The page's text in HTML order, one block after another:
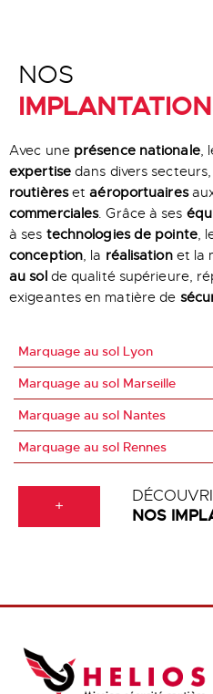
NOS
Avec une présence nationale,
expertisedans divers secteurs,
routièresetaéroportuaires
commerciales. Grâce à ses
à ses technologies de pointe,
conception, la réalisationet la
au solde qualité supérieure,
exigeantes en matière de
Marquage au sol Lyon
Marquage au sol Marseille
Marquage au sol Nantes
Marquage au sol Rennes
+
NOS